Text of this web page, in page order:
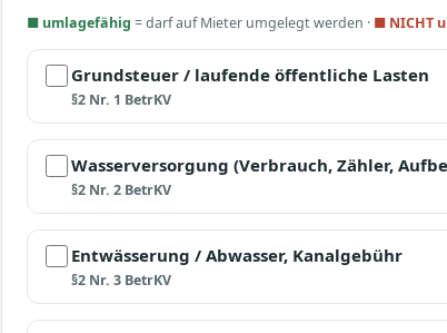
■ umlagefähig = darf auf Mieter umgelegt werden · ■ NICHT
Grundsteuer / laufende öffentliche Lasten
§2 Nr. 1 BetrKV
Wasserversorgung (Verbrauch, Zähler,
§2 Nr. 2 BetrKV
Entwässerung / Abwasser, Kanalgebühr
§2 Nr. 3 BetrKV